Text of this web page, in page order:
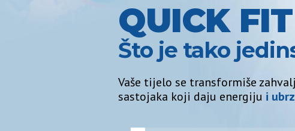
QUICK FIT
Što je tako
Vaše tijelo se transformiše
sastojaka koji daju energiju i